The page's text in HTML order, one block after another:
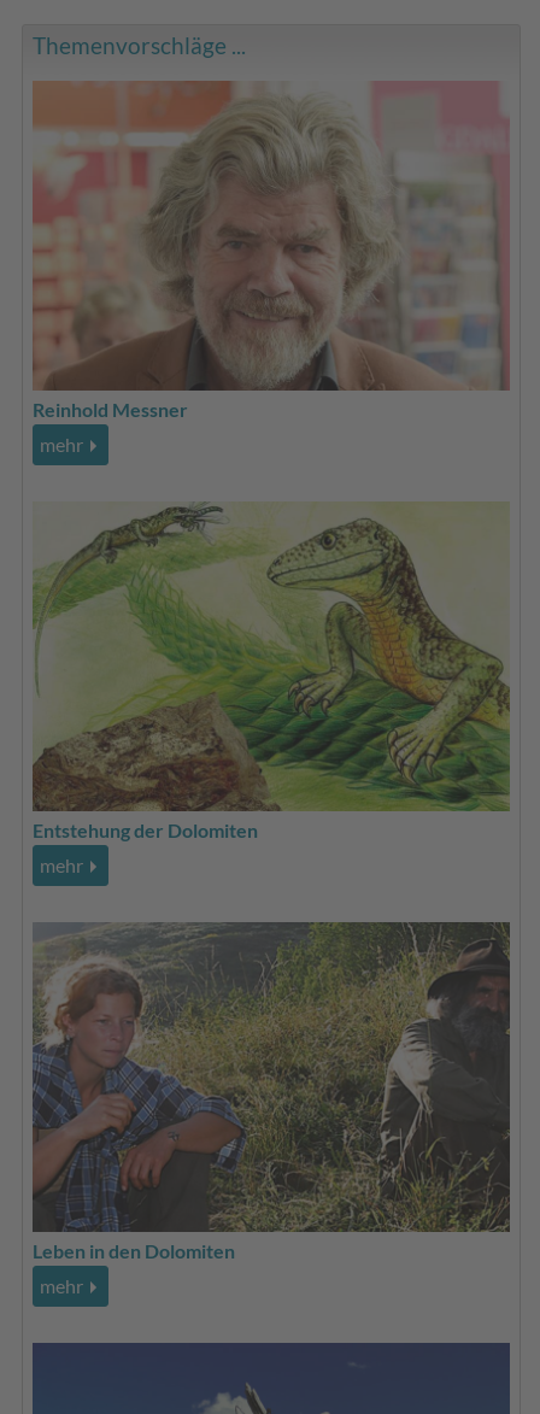
Themenvorschläge ...
Reinhold Messner
mehr
Entstehung der Dolomiten
mehr
Leben in den Dolomiten
mehr